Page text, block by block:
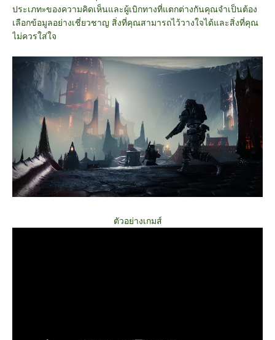
ประเภท»ของความคิดเห็นและผู้เบิกทางที่แตกต่างกันคุณจำเป็นต้อง
เลือกข้อมูลอย่างเชี่ยวชาญ สิ่งที่คุณสามารถไว้วางใจได้และสิ่งที่คุณ
ไม่ควรใส่ใจ
ตัวอย่างเกมส์